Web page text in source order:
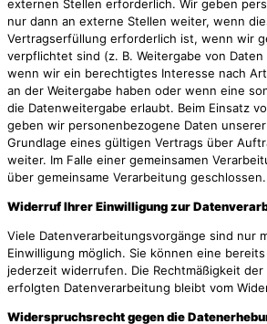
externen Stellen erforderlich. Wir geben
nur dann an externe Stellen weiter, wenn
Vertragserfüllung erforderlich ist, wenn wir
verpflichtet sind (z. B. Weitergabe von
wenn wir ein berechtigtes Interesse nach
an der Weitergabe haben oder wenn eine
die Datenweitergabe erlaubt. Beim Einsatz
geben wir personenbezogene Daten
Grundlage eines gültigen Vertrags über
weiter. Im Falle einer gemeinsamen
über gemeinsame Verarbeitung geschlossen.
Widerruf Ihrer Einwilligung zur
Viele Datenverarbeitungsvorgänge sind nur
Einwilligung möglich. Sie können eine
jederzeit widerrufen. Die Rechtmäßigkeit
erfolgten Datenverarbeitung bleibt vom
Widerspruchsrecht gegen die